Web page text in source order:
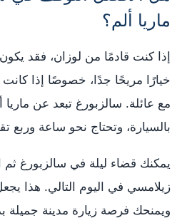
ماريا ألم؟
إذا كنت قادمًا من لوزان، فقد
خيارًا مريحًا جدًا، خصوصًا إذا كانت
بالسيارة، وتحتاج نحو ساعة وربع
يمكنك قضاء ليلة في سالزبورغ ثم
زيلامسي في اليوم التالي. هذا
ويمنحك فرصة زيارة مدينة جميلة